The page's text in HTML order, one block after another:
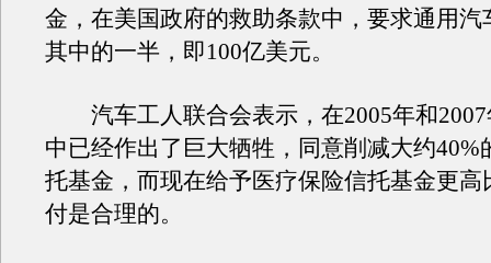
金，在美国政府的救助条款中，要求通用汽
其中的一半，即100亿美元。
汽车工人联合会表示，在2005年和2007
中已经作出了巨大牺牲，同意削减大约40%
托基金，而现在给予医疗保险信托基金更高
付是合理的。